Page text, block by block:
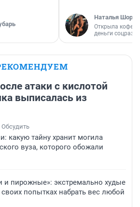
Наталья
Открыла
деньги
атаки с кислотой
выписалась из
Обсудить
какую тайну хранит могила
вуза, которого обожали
и пирожные»: экстремально худые
попытках набрать вес любой